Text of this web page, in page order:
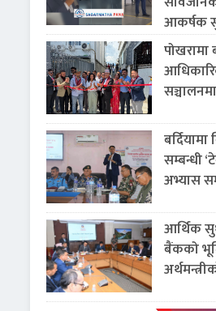
आकर्षक
पोखरामा
सञ्चालनमा
सम्बन्धी
अभ्यास
आर्थिक
बैंकको